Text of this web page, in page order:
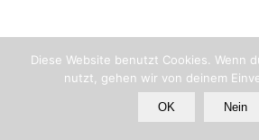
Diese Website benutzt Cookies. Wenn
nutzt, gehen wir von deinem
OK Nein